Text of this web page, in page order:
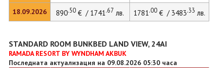
18.09.2026
890.50€ / 1741.67 лв. 1781.00€ / 3483.33 лв.
STANDARD ROOM BUNKBED LAND VIEW, 24AI
RAMADA RESORT BY WYNDHAM AKBUK
Последната актуализация на 09.08.2026 05:30 часа